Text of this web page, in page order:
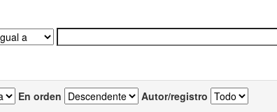
En orden Autor/registro